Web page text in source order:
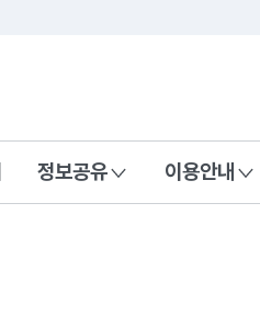
정보공유 이용안내